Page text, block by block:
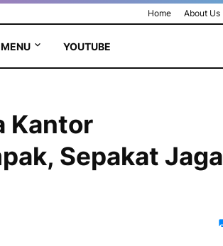
Home About Us
YOUTUBE
Kantor
Sepakat Jaga